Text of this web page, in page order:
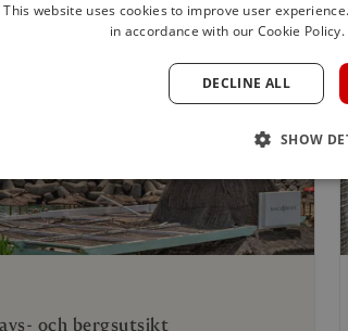
Nästa
och bergsutsikt
This website uses cookies to improve user
in accordance with our Cookie Policy.
DECLINE ALL
SHOW